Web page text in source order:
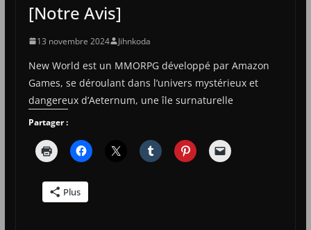
[Notre Avis]
13 novembre 2024 Jihnkoda
New World est un MMORPG développé par Amazon
Games, se déroulant dans l’univers mystérieux et
dangereux d’Aeternum, une île surnaturelle
Partager :
Plus